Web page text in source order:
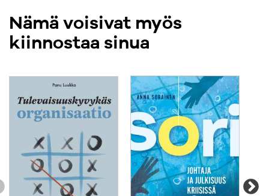
Nämä voisivat myös
kiinnostaa sinua